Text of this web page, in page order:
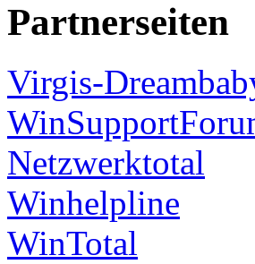
Partnerseiten
Virgis-
Netzwerktotal
Winhelpline
WinTotal